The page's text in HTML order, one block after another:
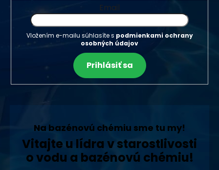
Email
Vložením e-mailu súhlasíte s podmienkami ochrany
osobných údajov
Prihlásiť sa
Na bazénovú chémiu sme tu my!
Vitajte u lídra v starostlivosti
o vodu a bazénovú chémiu!